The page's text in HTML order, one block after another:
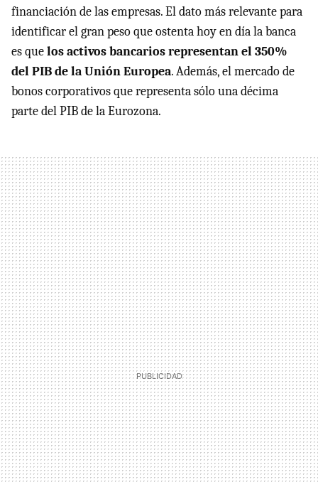
financiación de las empresas. El dato más relevante para
identificar el gran peso que ostenta hoy en día la banca
es quelos activos bancarios representan el 350%
del PIB de la Unión Europea. Además, el mercado de
bonos corporativos que representa sólo una décima
parte del PIB de la Eurozona.